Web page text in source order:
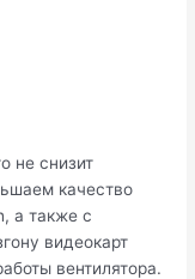
не снизит
качество
а также с
видеокарт
вентилятора.